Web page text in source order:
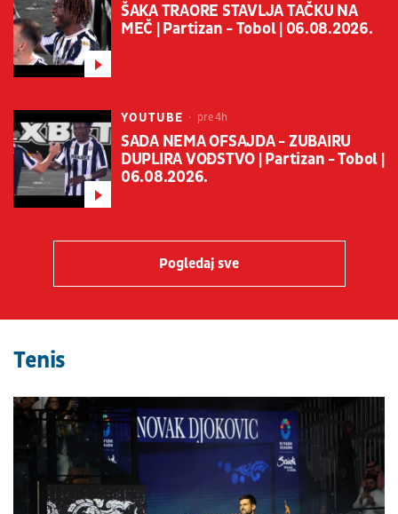
ŠAKA TRAORE STAVLJA TAČKU NA
MEČ | Partizan - Tobol | 06.08.2026.
YOUTUBE pre 4h
SADA NEMA OFSAJDA - ZUBAIRU
DUPLIRA VOĐSTVO | Partizan - Tobol |
06.08.2026.
Pogledaj sve
Tenis